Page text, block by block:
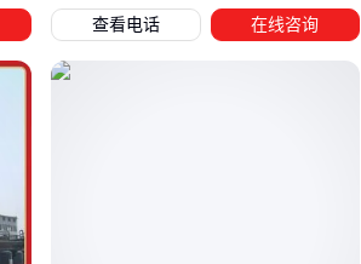
使用成本。某食品厂曾因片面追求低价
铝锌钢板的机型虽然单价较高，但在潮
使用寿命。
有系统匹配时，要特别注意这些容易被
管道的匹配度，避免因变径造成压损
查看电话 在线咨询